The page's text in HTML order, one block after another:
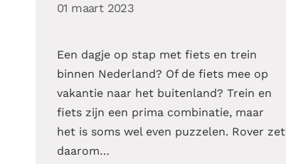
01 maart 2023
Een dagje op stap met fiets en trein
binnen Nederland? Of de fiets mee op
vakantie naar het buitenland? Trein en
fiets zijn een prima combinatie, maar
het is soms wel even puzzelen. Rover zet
daarom…